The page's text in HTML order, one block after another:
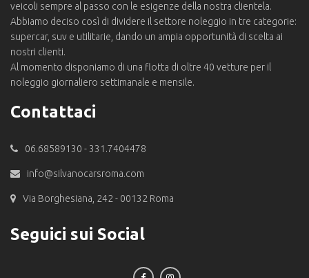
veicoli sempre al passo con le esigenze della nostra clientela.
Abbiamo deciso così di dividere il settore noleggio in tre categorie:
supercar, suv e utilitarie, dando un ampia opportunità di scelta ai
nostri clienti.
Al momento disponiamo di una flotta di oltre 40 vetture per il
noleggio giornaliero settimanale e mensile.
Contattaci
06.68589130 - 331.7404478
info@silvanocarsroma.com
Via Borghesiana, 242 - 00132 Roma
Seguici sui Social